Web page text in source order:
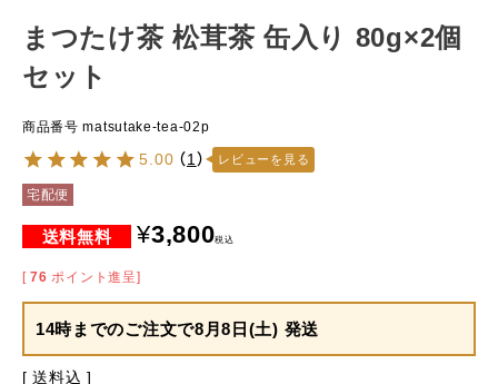
まつたけ茶 松茸茶 缶入り 80g×2個
セット
商品番号 matsutake-tea-02p
5.00 （1 ） レビューを見る
宅配便
¥3,800税込
[ 76 ポイント進呈]
14時までのご注文で8月8日(土) 発送
送料込